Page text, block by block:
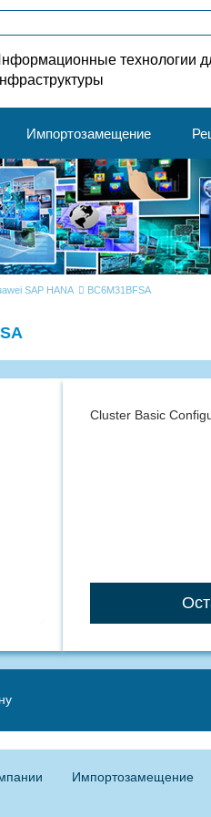
технологии
Импортозамещение
SAP HANA BC6M31BFSA
Cluster Basic
Импортозамещение